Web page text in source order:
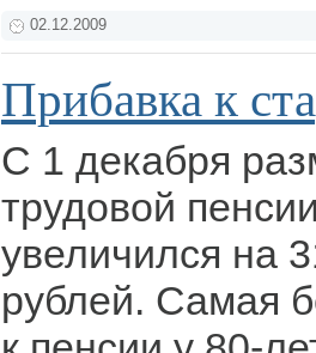
02.12.2009
Прибавка к
С 1 декабря
трудовой
увеличился на
рублей. Самая